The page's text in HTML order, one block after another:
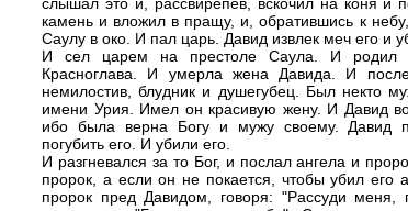
камень и вложил в пращу, и, обратившись к
Саулу в око. И пал царь. Давид извлек меч его и
И сел царем на престоле Саула. И родил
Красноглава. И умерла жена Давида. И
немилостив, блудник и душегубец. Был некто
имени Урия. Имел он красивую жену. И Давид
ибо была верна Богу и мужу своему. Давид
погубить его. И убили его.
И разгневался за то Бог, и послал ангела и
пророк, а если он не покается, чтобы убил его
пророк пред Давидом, говоря: "Рассуди меня,